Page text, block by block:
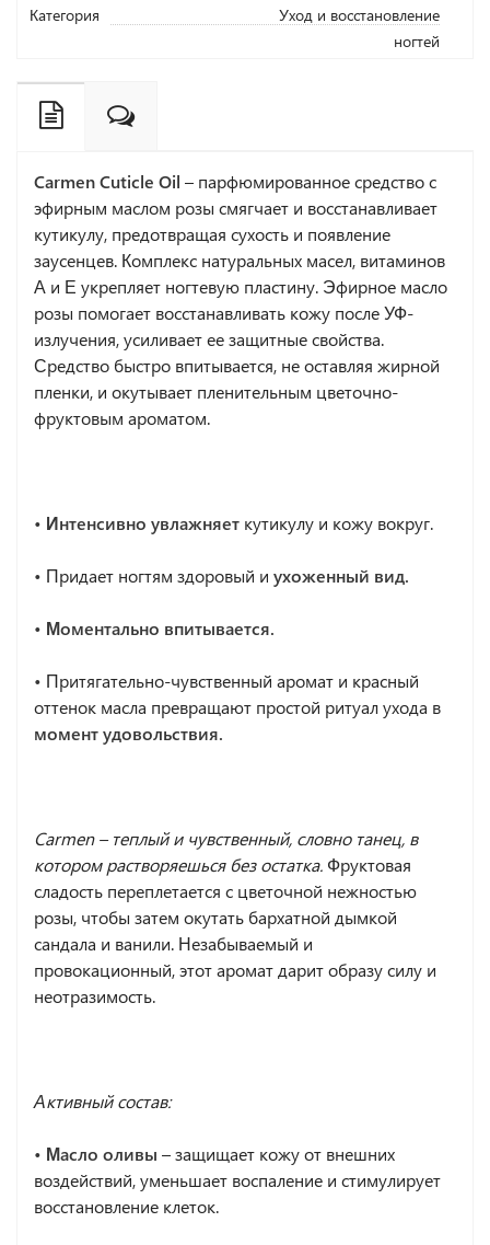
Категория
Уход и восстановление
ногтей
Carmen Cuticle Oil – парфюмированное средство с
эфирным маслом розы смягчает и восстанавливает
кутикулу, предотвращая сухость и появление
заусенцев. Комплекс натуральных масел, витаминов
А и Е укрепляет ногтевую пластину. Эфирное масло
розы помогает восстанавливать кожу после УФ-
излучения, усиливает ее защитные свойства.
Средство быстро впитывается, не оставляя жирной
пленки, и окутывает пленительным цветочно-
фруктовым ароматом.
• Интенсивно увлажняет кутикулу и кожу вокруг.
• Придает ногтям здоровый и ухоженный вид.
• Моментально впитывается.
• Притягательно-чувственный аромат и красный
оттенок масла превращают простой ритуал ухода в
момент удовольствия.
Carmen – теплый и чувственный, словно танец, в
котором растворяешься без остатка. Фруктовая
сладость переплетается с цветочной нежностью
розы, чтобы затем окутать бархатной дымкой
сандала и ванили. Незабываемый и
провокационный, этот аромат дарит образу силу и
неотразимость.
Активный состав:
• Масло оливы – защищает кожу от внешних
воздействий, уменьшает воспаление и стимулирует
восстановление клеток.